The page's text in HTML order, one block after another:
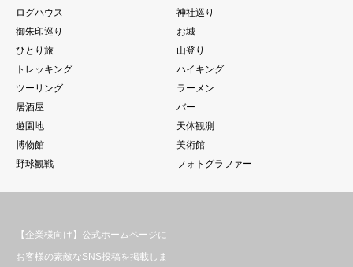
ログハウス
神社巡り
御朱印巡り
お城
ひとり旅
山登り
トレッキング
ハイキング
ツーリング
ラーメン
居酒屋
バー
遊園地
天体観測
博物館
美術館
野球観戦
フォトグラファー
【企業様向け】公式ホームページに
お客様の素敵なSNS投稿を掲載しま